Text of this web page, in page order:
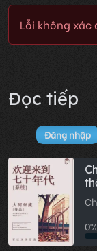
Lỗi không xác
Đọc tiếp
Đăng nhập
0%